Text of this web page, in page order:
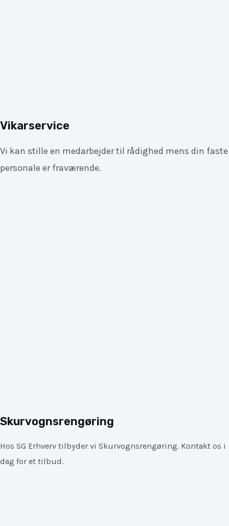
Vikarservice
Vi kan stille en medarbejder til rådighed mens din faste
personale er fraværende.
Skurvognsrengøring
Hos SG Erhverv tilbyder vi Skurvognsrengøring. Kontakt os i
dag for et tilbud.